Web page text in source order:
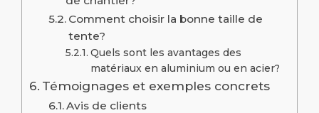
Comment choisir la bonne taille de
tente?
Quels sont les avantages des
matériaux en aluminium ou en acier?
Témoignages et exemples concrets
Avis de clients